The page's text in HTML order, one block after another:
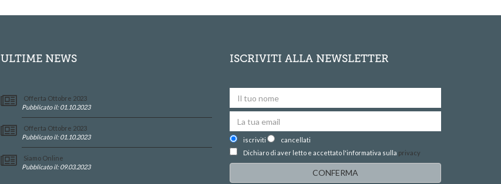
ULTIME NEWS
Offerta Ottobre 2023
Pubblicato il: 01.10.2023
Offerta Ottobre 2023
Pubblicato il: 01.10.2023
Siamo Online
Pubblicato il: 09.03.2023
ISCRIVITI ALLA NEWSLETTER
iscriviti
cancellati
Dichiaro di aver letto e accettato l'informativa sulla privacy